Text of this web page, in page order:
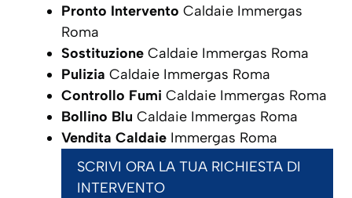
Pronto Intervento Caldaie Immergas
Roma
Sostituzione Caldaie Immergas Roma
Pulizia Caldaie Immergas Roma
Controllo Fumi Caldaie Immergas Roma
Bollino Blu Caldaie Immergas Roma
Vendita Caldaie Immergas Roma
SCRIVI ORA LA TUA RICHIESTA DI
INTERVENTO